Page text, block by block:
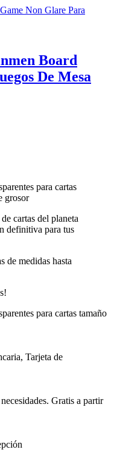
Board
De Mesa
cartas del planeta
definitiva para tus
de medidas hasta
Tarjeta de
Gratis a partir